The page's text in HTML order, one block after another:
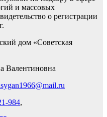
и массовых
о регистрации
дом «Советская
Валентиновна
984,